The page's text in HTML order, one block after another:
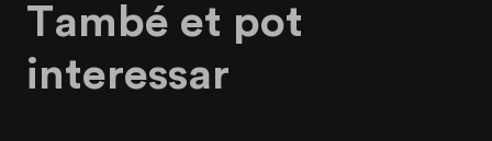
També et pot
interessar